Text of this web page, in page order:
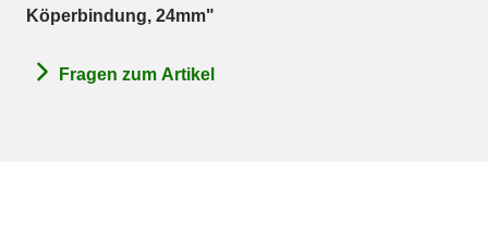
Köperbindung, 24mm"
Fragen zum Artikel